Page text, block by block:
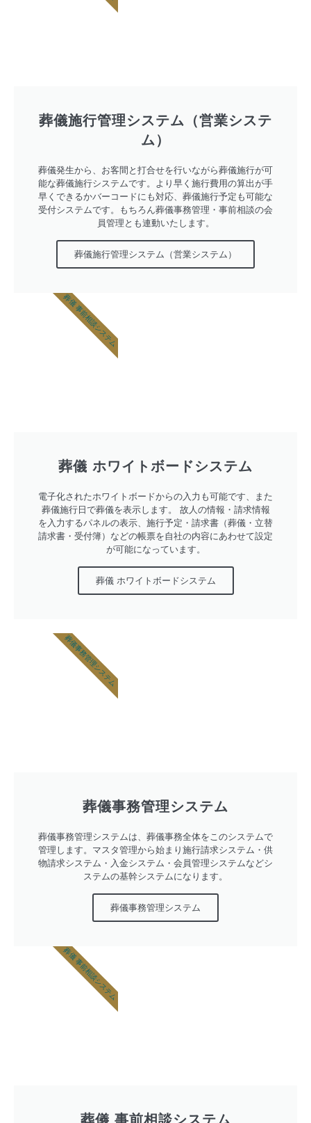
葬儀施行管理システム（営業システ
ム）
葬儀発生から、お客間と打合せを行いながら葬儀施行が可
能な葬儀施行システムです。より早く施行費用の算出が手
早くできるかバーコードにも対応、葬儀施行予定も可能な
受付システムです。もちろん葬儀事務管理・事前相談の会
員管理とも連動いたします。
葬儀施行管理システム（営業システム）
葬儀 ホワイトボードシステム
電子化されたホワイトボードからの入力も可能です、また
葬儀施行日で葬儀を表示します。 故人の情報・請求情報
を入力するパネルの表示、施行予定・請求書（葬儀・立替
請求書・受付簿）などの帳票を自社の内容にあわせて設定
が可能になっています。
葬儀 ホワイトボードシステム
葬儀 事前相談システム
葬儀事務管理システム
葬儀事務管理システムは、葬儀事務全体をこのシステムで
管理します。マスタ管理から始まり施行請求システム・供
物請求システム・入金システム・会員管理システムなどシ
ステムの基幹システムになります。
葬儀事務管理システム
葬儀事務管理システム
葬儀 事前相談システム
葬儀 事前相談システム